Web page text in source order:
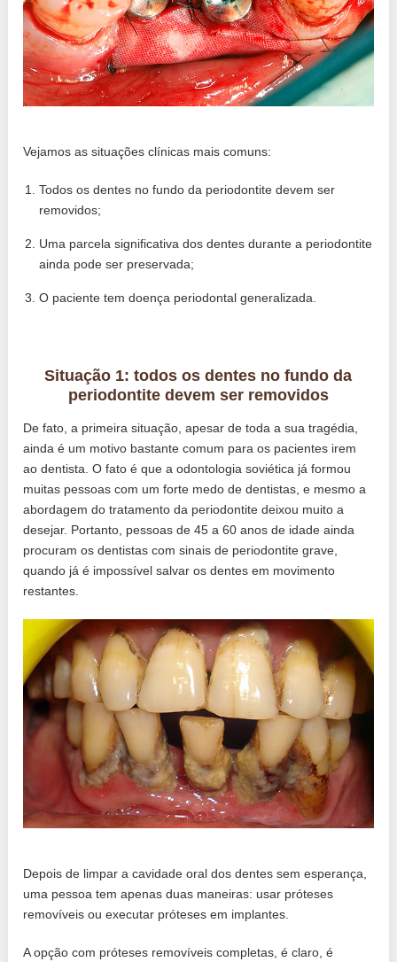
Vejamos as situações clínicas mais comuns:
Todos os dentes no fundo da periodontite devem ser
removidos;
Uma parcela significativa dos dentes durante a periodontite
ainda pode ser preservada;
O paciente tem doença periodontal generalizada.
Situação 1: todos os dentes no fundo da
periodontite devem ser removidos
De fato, a primeira situação, apesar de toda a sua tragédia,
ainda é um motivo bastante comum para os pacientes irem
ao dentista. O fato é que a odontologia soviética já formou
muitas pessoas com um forte medo de dentistas, e mesmo a
abordagem do tratamento da periodontite deixou muito a
desejar. Portanto, pessoas de 45 a 60 anos de idade ainda
procuram os dentistas com sinais de periodontite grave,
quando já é impossível salvar os dentes em movimento
restantes.
Depois de limpar a cavidade oral dos dentes sem esperança,
uma pessoa tem apenas duas maneiras: usar próteses
removíveis ou executar próteses em implantes.
A opção com próteses removíveis completas, é claro, é